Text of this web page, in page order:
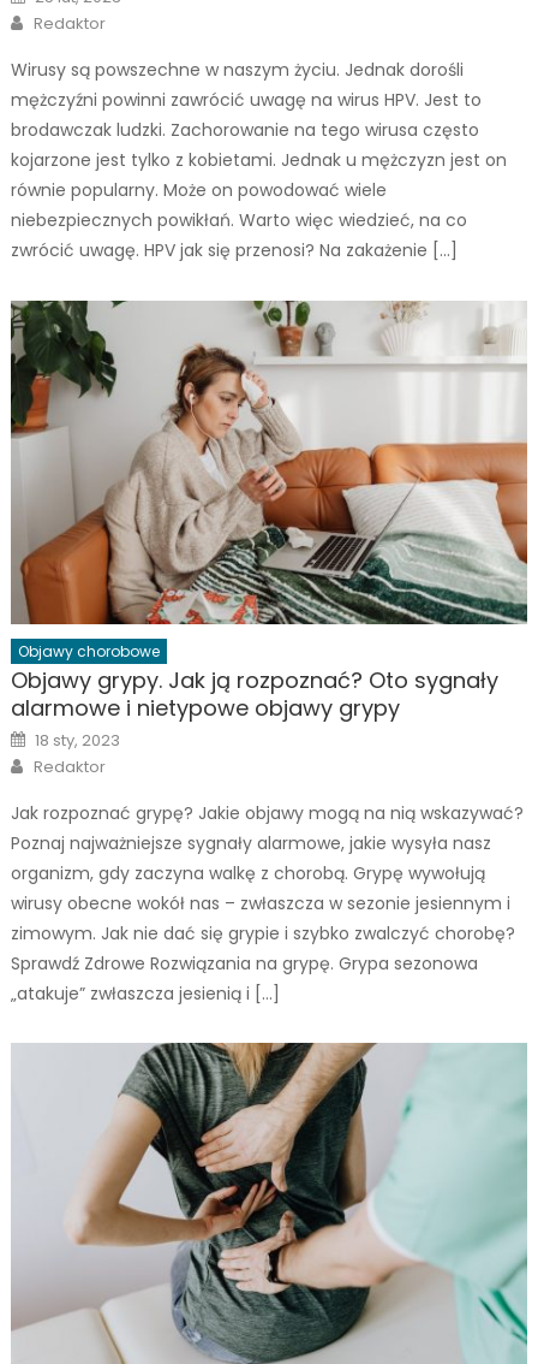
on
Author
Redaktor
Wirusy są powszechne w naszym życiu. Jednak dorośli
mężczyźni powinni zawrócić uwagę na wirus HPV. Jest to
brodawczak ludzki. Zachorowanie na tego wirusa często
kojarzone jest tylko z kobietami. Jednak u mężczyzn jest on
równie popularny. Może on powodować wiele
niebezpiecznych powikłań. Warto więc wiedzieć, na co
zwrócić uwagę. HPV jak się przenosi? Na zakażenie […]
Objawy chorobowe
Objawy grypy. Jak ją rozpoznać? Oto sygnały
alarmowe i nietypowe objawy grypy
Posted
on
18 sty, 2023
Author
Redaktor
Jak rozpoznać grypę? Jakie objawy mogą na nią wskazywać?
Poznaj najważniejsze sygnały alarmowe, jakie wysyła nasz
organizm, gdy zaczyna walkę z chorobą. Grypę wywołują
wirusy obecne wokół nas – zwłaszcza w sezonie jesiennym i
zimowym. Jak nie dać się grypie i szybko zwalczyć chorobę?
Sprawdź Zdrowe Rozwiązania na grypę. Grypa sezonowa
„atakuje” zwłaszcza jesienią i […]